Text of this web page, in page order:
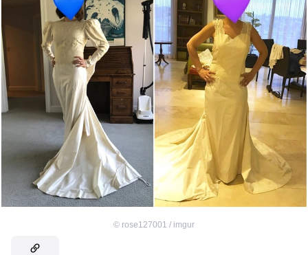
© rose127001 / imgur